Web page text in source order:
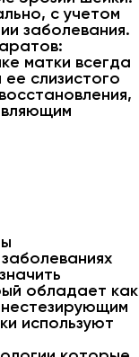
с учетом
заболевания.
матки всегда
слизистого
обладает как
используют